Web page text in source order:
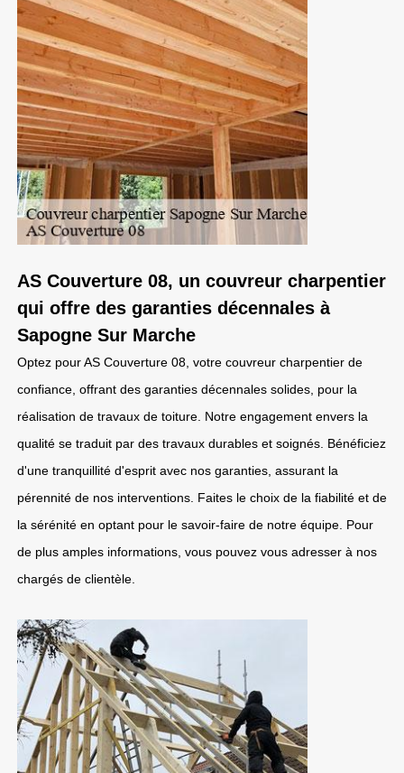
AS Couverture 08, un couvreur charpentier
qui offre des garanties décennales à
Sapogne Sur Marche
Optez pour AS Couverture 08, votre couvreur charpentier de
confiance, offrant des garanties décennales solides, pour la
réalisation de travaux de toiture. Notre engagement envers la
qualité se traduit par des travaux durables et soignés. Bénéficiez
d'une tranquillité d'esprit avec nos garanties, assurant la
pérennité de nos interventions. Faites le choix de la fiabilité et de
la sérénité en optant pour le savoir-faire de notre équipe. Pour
de plus amples informations, vous pouvez vous adresser à nos
chargés de clientèle.